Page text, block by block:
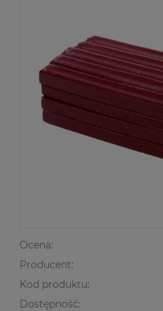
Ocena:
Producent:
Kod produktu:
Dostępność: